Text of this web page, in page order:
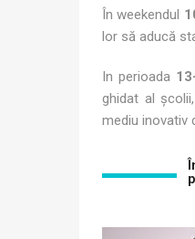
În weekendul
lor să aducă
In perioada
ghidat al
mediu inovativ